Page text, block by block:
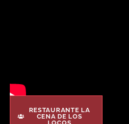
RESTAURANTE LA
CENA DE LOS